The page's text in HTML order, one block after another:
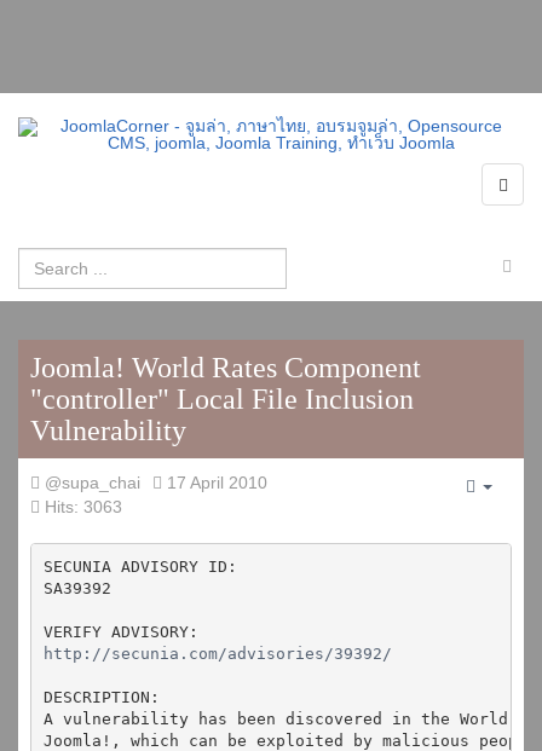
Joomla! World Rates Component
"controller" Local File Inclusion
Vulnerability
@supa_chai
17 April 2010
Hits: 3063
SECUNIA ADVISORY ID:
SA39392
VERIFY ADVISORY:
http://secunia.com/advisories/39392/
DESCRIPTION:
A vulnerability has been discovered in the World
Joomla!, which can be exploited by malicious